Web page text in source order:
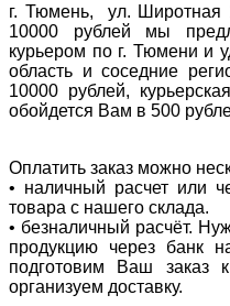
г. Тюмень, ул. Широтная
10000 рублей мы
курьером по г. Тюмени и
область и соседние
10000 рублей,
обойдется Вам в 500
Оплатить заказ можно
• наличный расчет или
товара с нашего склада.
• безналичный расчёт.
продукцию через банк
подготовим Ваш заказ
организуем доставку.